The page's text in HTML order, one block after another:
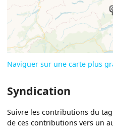
Naviguer sur une carte plus
Syndication
Suivre les contributions du
de ces contributions vers un